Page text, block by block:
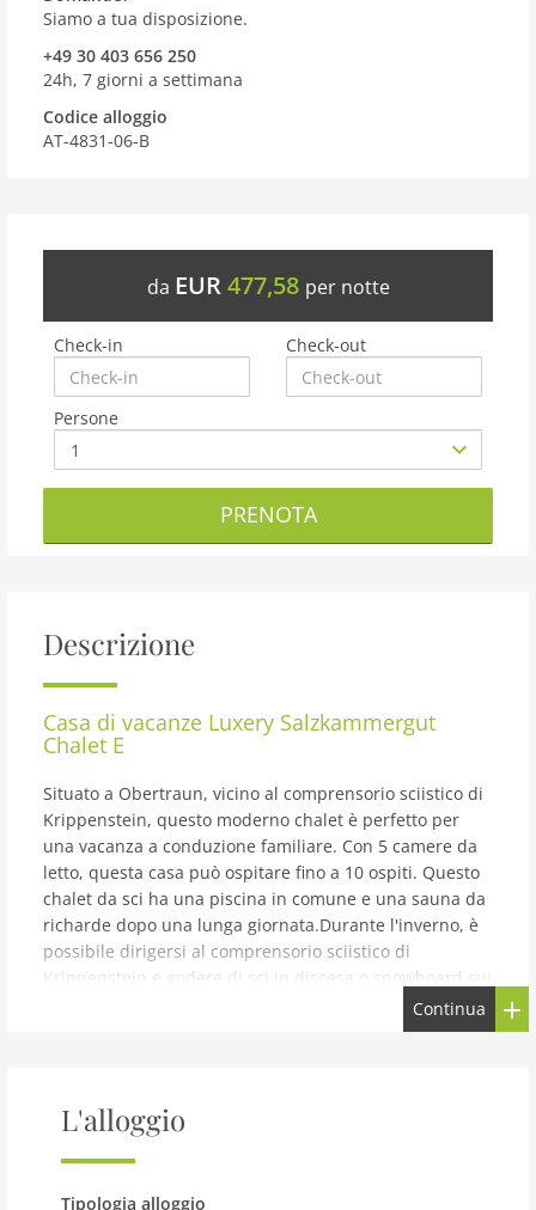
Siamo a tua disposizione.
+49 30 403 656 250
24h, 7 giorni a settimana
Codice alloggio
AT-4831-06-B
da EUR 477,58 per notte
Check-in Check-out
Persone
PRENOTA
Descrizione
Casa di vacanze Luxery Salzkammergut
Chalet E
Situato a Obertraun, vicino al comprensorio sciistico di
Krippenstein, questo moderno chalet è perfetto per
una vacanza a conduzione familiare. Con 5 camere da
letto, questa casa può ospitare fino a 10 ospiti. Questo
chalet da sci ha una piscina in comune e una sauna da
richarde dopo una lunga giornata.Durante l'inverno, è
possibile dirigersi al comprensorio sciistico di
Krippenstein e godere di sci in discesa o snowboard sui
pendii innevati. Questo chalet da sci dista solo 200
metri dal lago, che ottimo per le passeggiate nella
distanza. Il centro della città è a 500 m.Un giardino e
una terrazza sono accessibili quando si desidera
godere di un tempo di relax all'aperto. Puoi cucinare un
Continua
L'alloggio
Tipologia alloggio